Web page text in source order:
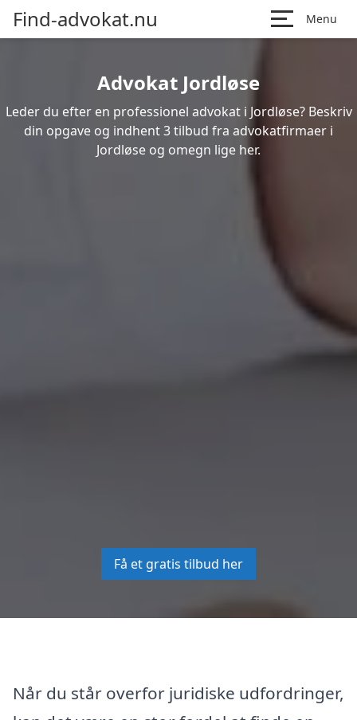
Find-advokat.nu Menu
Advokat Jordløse
Leder du efter en professionel advokat i Jordløse? Beskriv
din opgave og indhent 3 tilbud fra advokatfirmaer i
Jordløse og omegn lige her.
Få et gratis tilbud her
Når du står overfor juridiske udfordringer,